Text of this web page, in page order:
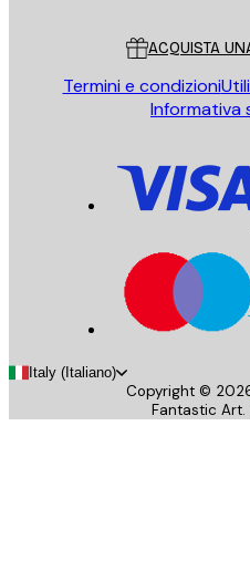
ACQUISTA
Termini e condizioni
Informativa
Italy (Italiano)
Copyright ©
Fantastic Art.